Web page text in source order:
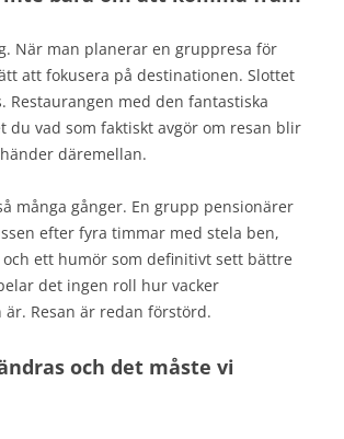
När man planerar en gruppresa för
att fokusera på destinationen. Slottet
Restaurangen med den fantastiska
du vad som faktiskt avgör om resan blir
däremellan.
många gånger. En grupp pensionärer
efter fyra timmar med stela ben,
ett humör som definitivt sett bättre
det ingen roll hur vacker
Resan är redan förstörd.
och det måste vi